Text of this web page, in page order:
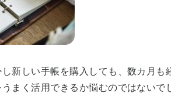
しい手帳を購入しても、数カ月も
まく活用できるか悩むのではないで